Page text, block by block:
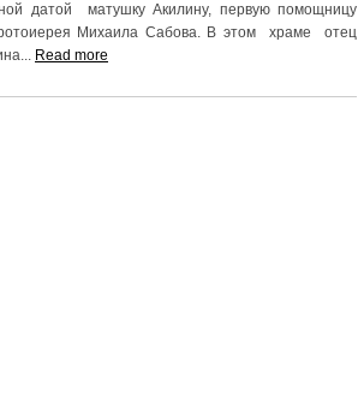
датой матушку Акилину, первую помощницу
Михаила Сабова. В этом храме отец
Read more